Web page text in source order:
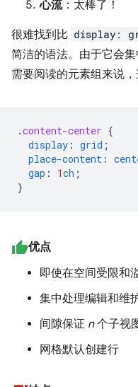
心流：太棒了！
很难找到比 display:
简洁的语法。由于它会
需要阅读的元素组来说
.content-center {
display : grid ;
place-content :
gap : 1ch ;
}
优点
即使在空间受限和
集中处理编辑和维
间隙保证 n个子视
网格默认创建行